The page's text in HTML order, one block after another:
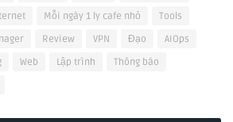
Mỗi ngày 1 ly cafe nhỏ
Tools
Review VPN Đạo
AIOps
Web Lập trình
Thông báo